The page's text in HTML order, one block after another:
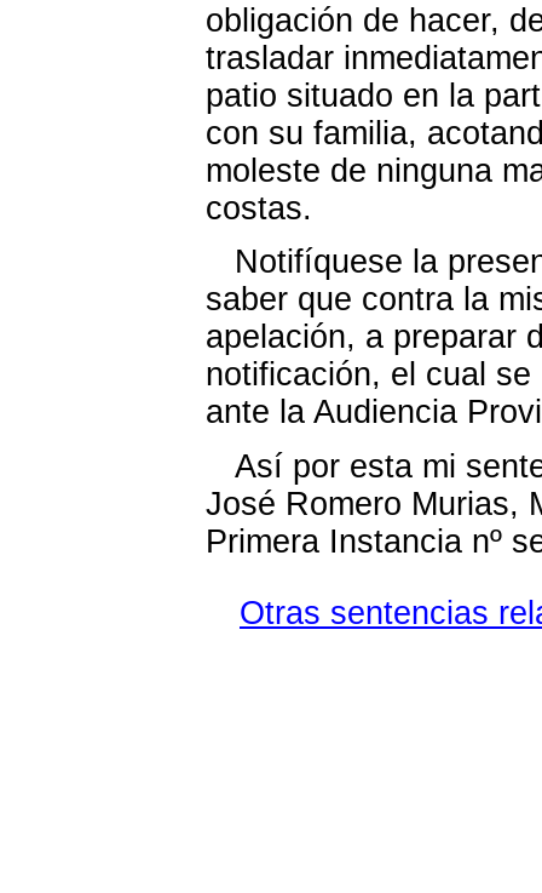
obligación de hacer,
trasladar
patio situado en la
con su familia,
moleste de ninguna
costas.
Notifíquese la
saber que contra la
apelación, a preparar
notificación, el cual
ante la Audiencia
Así por esta mi
José Romero Murias,
Primera Instancia nº
Otras sentencias